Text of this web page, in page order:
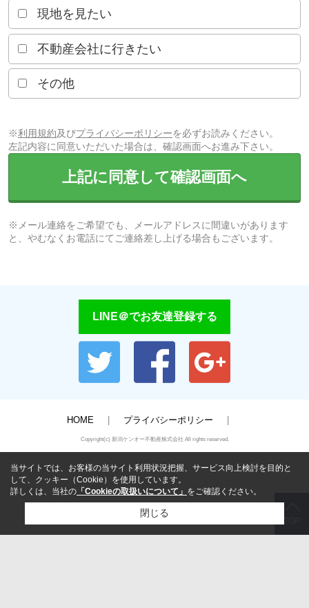
現地を見たい
不動産会社に行きたい
その他
※利用規約及びプライバシーポリシーを必ずお読みください。
左記内容に同意いただいた場合は、確認画面へお進み下さい。
上記に同意して確認画面へ
※メール連絡をご希望でも、メールアドレスに間違いがあります
と、やむなくお電話にてご連絡差し上げる場合もございます。
LINE＠でお友達登録する
HOME プライバシーポリシー
Copyright(c) 新潟ケンオー不動産株式会社 All rights reserved.
当サイトでは、お客様の当サイト利用状況把握、サービス向上検討を目的と
して、クッキー（Cookie）を使用しています。
詳しくは、当社の 「Cookieの取扱いについて」 をご確認ください。
閉じる